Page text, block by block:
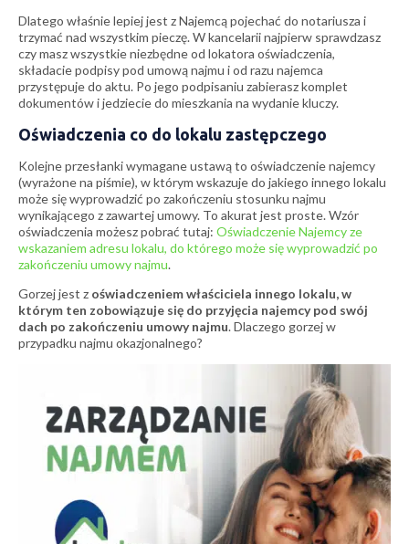
Dlatego właśnie lepiej jest z Najemcą pojechać do notariusza i
trzymać nad wszystkim pieczę. W kancelarii najpierw sprawdzasz
czy masz wszystkie niezbędne od lokatora oświadczenia,
składacie podpisy pod umową najmu i od razu najemca
przystępuje do aktu. Po jego podpisaniu zabierasz komplet
dokumentów i jedziecie do mieszkania na wydanie kluczy.
Oświadczenia co do lokalu zastępczego
Kolejne przesłanki wymagane ustawą to oświadczenie najemcy
(wyrażone na piśmie), w którym wskazuje do jakiego innego lokalu
może się wyprowadzić po zakończeniu stosunku najmu
wynikającego z zawartej umowy. To akurat jest proste. Wzór
oświadczenia możesz pobrać tutaj: Oświadczenie Najemcy ze
wskazaniem adresu lokalu, do którego może się wyprowadzić po
zakończeniu umowy najmu.
Gorzej jest z oświadczeniem właściciela innego lokalu, w
którym ten zobowiązuje się do przyjęcia najemcy pod swój
dach po zakończeniu umowy najmu. Dlaczego gorzej w
przypadku najmu okazjonalnego?